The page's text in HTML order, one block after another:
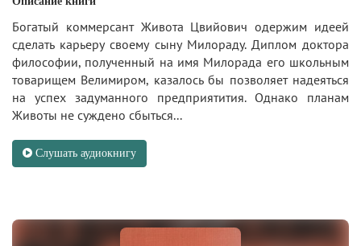
Богатый коммерсант Живота Цвийович одержим идеей
сделать карьеру своему сыну Милораду. Диплом доктора
философии, полученный на имя Милорада его школьным
товарищем Велимиром, казалось бы позволяет надеяться
на успех задуманного предприятития. Однако планам
Животы не суждено сбыться...
Слушать аудиокнигу